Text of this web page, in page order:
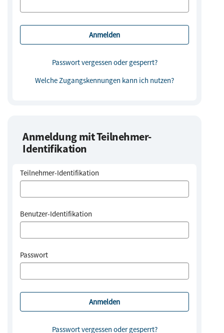
Passwort vergessen oder gesperrt?
Welche Zugangskennungen kann ich nutzen?
Anmeldung mit Teilnehmer-
Identifikation
Teilnehmer-Identifikation
Benutzer-Identifikation
Passwort
Passwort vergessen oder gesperrt?